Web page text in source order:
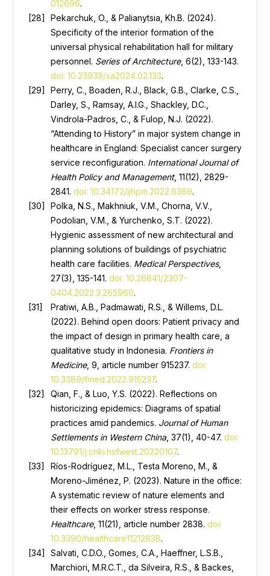
012696.
Pekarchuk, O., & Palianytsia, Kh.B. (2024).
Specificity of the interior formation of the
universal physical rehabilitation hall for military
personnel. Series of Architecture, 6(2), 133-143.
doi: 10.23939/sa2024.02.133.
Perry, C., Boaden, R.J., Black, G.B., Clarke, C.S.,
Darley, S., Ramsay, A.I.G., Shackley, D.C.,
Vindrola-Padros, C., & Fulop, N.J. (2022).
“Attending to History” in major system change in
healthcare in England: Specialist cancer surgery
service reconfiguration. International Journal of
Health Policy and Management, 11(12), 2829-
2841. doi: 10.34172/ijhpm.2022.6389.
Polka, N.S., Makhniuk, V.M., Chorna, V.V.,
Podolian, V.M., & Yurchenko, S.T. (2022).
Hygienic assessment of new architectural and
planning solutions of buildings of psychiatric
health care facilities. Medical Perspectives,
27(3), 135-141. doi: 10.26641/2307-
0404.2022.3.265960.
Pratiwi, A.B., Padmawati, R.S., & Willems, D.L.
(2022). Behind open doors: Patient privacy and
the impact of design in primary health care, a
qualitative study in Indonesia. Frontiers in
Medicine, 9, article number 915237. doi:
10.3389/fmed.2022.915237.
Qian, F., & Luo, Y.S. (2022). Reflections on
historicizing epidemics: Diagrams of spatial
practices amid pandemics. Journal of Human
Settlements in Western China, 37(1), 40-47. doi:
10.13791/j.cnki.hsfwest.20220107.
Ríos-Rodríguez, M.L., Testa Moreno, M., &
Moreno-Jiménez, P. (2023). Nature in the office:
A systematic review of nature elements and
their effects on worker stress response.
Healthcare, 11(21), article number 2838. doi:
10.3390/healthcare11212838.
Salvati, C.D.O., Gomes, C.A., Haeffner, L.S.B.,
Marchiori, M.R.C.T., da Silveira, R.S., & Backes,